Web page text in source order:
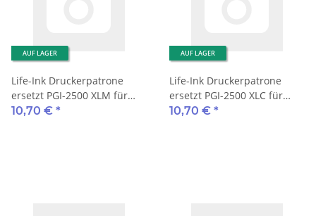
AUF LAGER
Life-Ink Druckerpatrone
ersetzt PGI-2500 XLM für
Canon Drucker magenta
10,70 € *
AUF LAGER
Life-Ink Druckerpatrone
ersetzt PGI-2500 XLC für
Canon Drucker cyan
10,70 € *